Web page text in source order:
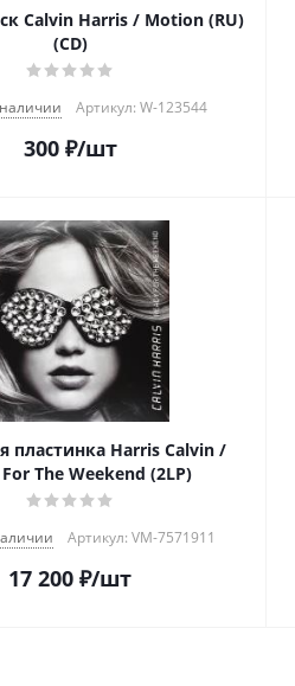
Calvin Harris / Motion (RU)
(CD)
Артикул: W-123544
300₽/шт
пластинка Harris Calvin /
The Weekend (2LP)
Артикул: VM-7571911
17 200 ₽/шт